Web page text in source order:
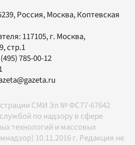
Россия, Москва, Коптевская
117105, г. Москва,
стр.1
785-00-12
СМИ Эл № ФС77-67642
по надзору в сфере
технологий и массовых
10.11.2016 г. Редакция не